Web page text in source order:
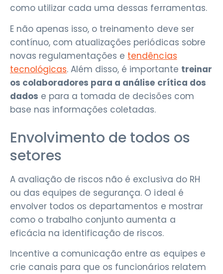
como utilizar cada uma dessas ferramentas.
E não apenas isso, o treinamento deve ser
contínuo, com atualizações periódicas sobre
novas regulamentações e tendências
tecnológicas. Além disso, é importante treinar
os colaboradores para a análise crítica dos
dados e para a tomada de decisões com
base nas informações coletadas.
Envolvimento de todos os
setores
A avaliação de riscos não é exclusiva do RH
ou das equipes de segurança. O ideal é
envolver todos os departamentos e mostrar
como o trabalho conjunto aumenta a
eficácia na identificação de riscos.
Incentive a comunicação entre as equipes e
crie canais para que os funcionários relatem